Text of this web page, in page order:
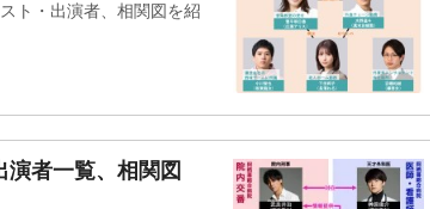
ト・出演者、相関図を紹
演者一覧、相関図